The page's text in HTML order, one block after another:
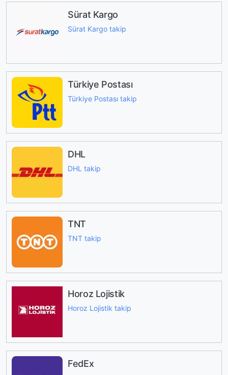
Sürat Kargo
Sürat Kargo takip
Türkiye Postası
Türkiye Postası takip
DHL
DHL takip
TNT
TNT takip
Horoz Lojistik
Horoz Lojistik takip
FedEx